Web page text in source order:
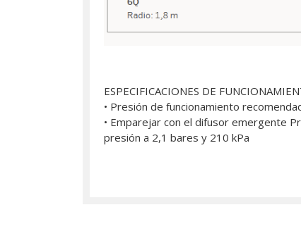
ESPECIFICACIONES DE
• Presión de funcionamiento
• Emparejar con el difusor emergente
presión a 2,1 bares y 210 kPa